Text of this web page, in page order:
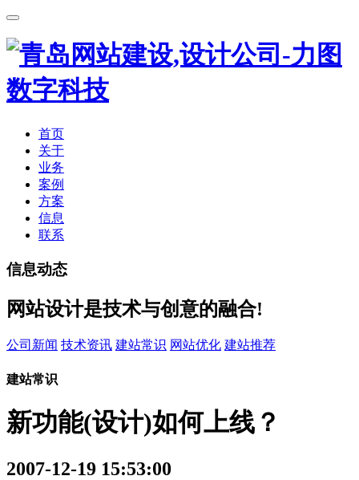
首页
关于
业务
案例
方案
信息
联系
信息动态
网站设计是技术与创意的融合!
公司新闻 技术资讯 建站常识 网站优化 建站推荐
建站常识
新功能(设计)如何上线？
2007-12-19 15:53:00